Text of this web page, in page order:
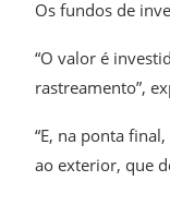
Os fundos de
“O valor é
rastreamento”,
“E, na ponta
ao exterior, que